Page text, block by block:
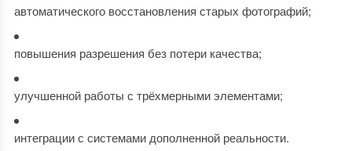
автоматического восстановления старых фотографий;
повышения разрешения без потери качества;
улучшенной работы с трёхмерными элементами;
интеграции с системами дополненной реальности.